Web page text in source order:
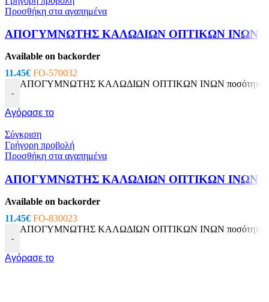
Προσθήκη στα αγαπημένα
ΑΠΟΓΥΜΝΩΤΗΣ ΚΑΛΩΔΙΩΝ ΟΠΤΙΚΩΝ ΙΝΩΝ
Available on backorder
11.45€ FO-570032
-
ΑΠΟΓΥΜΝΩΤΗΣ ΚΑΛΩΔΙΩΝ ΟΠΤΙΚΩΝ ΙΝΩΝ ποσότητα
Αγόρασε το
Σύγκριση
Γρήγορη προβολή
Προσθήκη στα αγαπημένα
ΑΠΟΓΥΜΝΩΤΗΣ ΚΑΛΩΔΙΩΝ ΟΠΤΙΚΩΝ ΙΝΩΝ
Available on backorder
11.45€ FO-830023
-
ΑΠΟΓΥΜΝΩΤΗΣ ΚΑΛΩΔΙΩΝ ΟΠΤΙΚΩΝ ΙΝΩΝ ποσότητα
Αγόρασε το